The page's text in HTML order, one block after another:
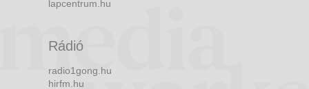
lapcentrum.hu
Rádió
radio1gong.hu
hirfm.hu